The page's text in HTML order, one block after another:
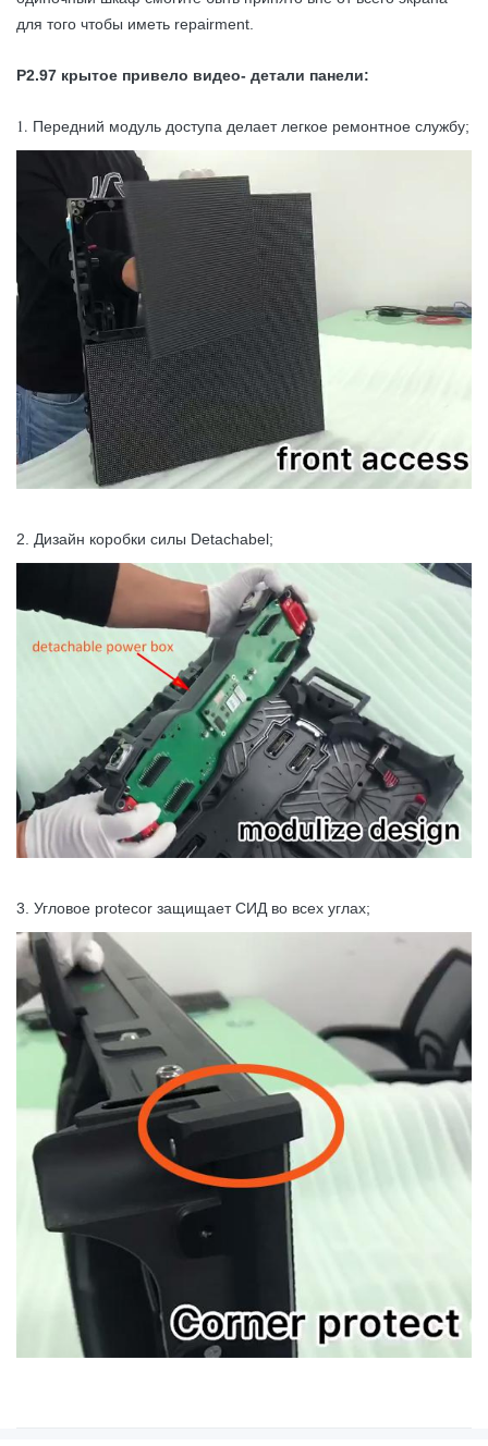
Яркость ≥1,200nits
наблюдения
Вертикальный угол
наблюдения
140°
Предполагаемая
продолжительность
жизни
100 000 часов
для того чтобы иметь repairment.
P2.97 крытое привело видео- детали панели:
1. Передний модуль доступа делает легкое ремонтное службу;
2. Дизайн коробки силы Detachabel;
3. Угловое protecor защищает СИД во всех углах;